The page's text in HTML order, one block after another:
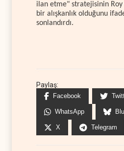
ilan etme" stratejisinin Roy
bir alışkanlık olduğunu
sonlandırdı.
Paylaş:
Facebook
WhatsApp
X Telegram